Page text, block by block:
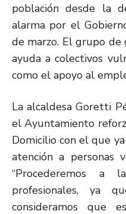
población desde la
alarma por el
de marzo. El grupo
ayuda a colectivos
como el apoyo al
La alcaldesa Goretti
el Ayuntamiento
Domicilio con el que
atención a personas
“Procederemos a
profesionales, ya
consideramos que